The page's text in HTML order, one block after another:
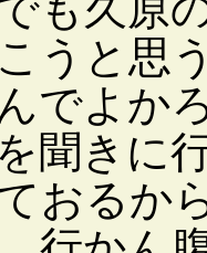
うと思
でよか
聞きに
おるか